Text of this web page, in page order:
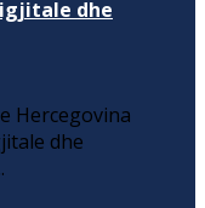
dhe
Hercegovina
dhe